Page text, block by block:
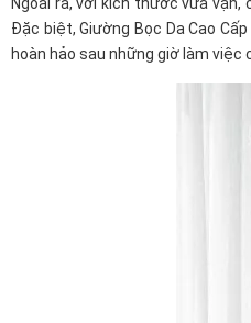
Ngoài ra, với kích thước vừa
Đặc biệt, Giường Bọc Da Cao
hoàn hảo sau những giờ làm việc